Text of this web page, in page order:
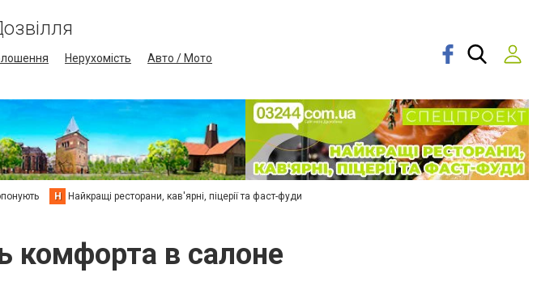
Нерухомість
Авто / Мото
Н Найкращі ресторани, кав'ярні, піцерії та фаст-фуди
комфорта в салоне